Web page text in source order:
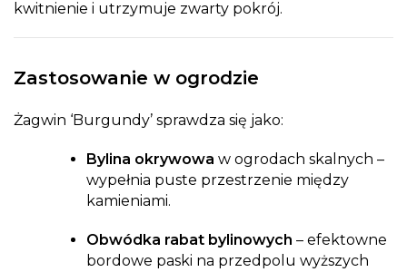
kwitnienie i utrzymuje zwarty pokrój.
Zastosowanie w ogrodzie
Żagwin ‘Burgundy’ sprawdza się jako:
Bylina okrywowa w ogrodach skalnych –
wypełnia puste przestrzenie między
kamieniami.
Obwódka rabat bylinowych – efektowne
bordowe paski na przedpolu wyższych